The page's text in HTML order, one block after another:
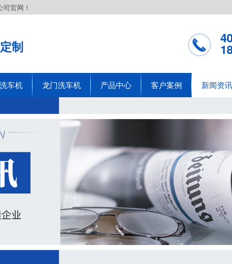
官网！
制
车机 龙门洗车机 产品中心 客户案例 新闻资讯